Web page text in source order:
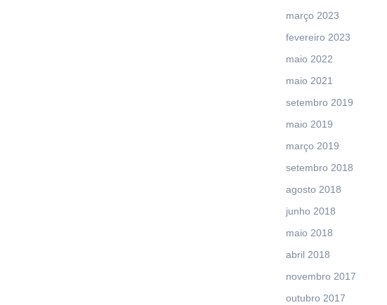
março 2023
fevereiro 2023
maio 2022
maio 2021
setembro 2019
maio 2019
março 2019
setembro 2018
agosto 2018
junho 2018
maio 2018
abril 2018
novembro 2017
outubro 2017